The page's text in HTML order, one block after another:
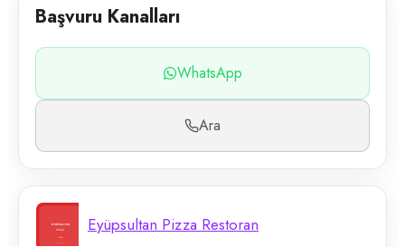
Başvuru Kanalları
WhatsApp
Ara
Eyüpsultan Pizza Restoran